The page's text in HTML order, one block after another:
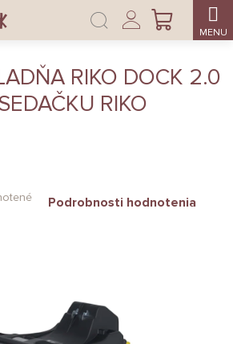
NÁKUPNÝ
Prihlásenie
RIKO DOCK 2.0
RIKO
Podrobnosti hodnotenia